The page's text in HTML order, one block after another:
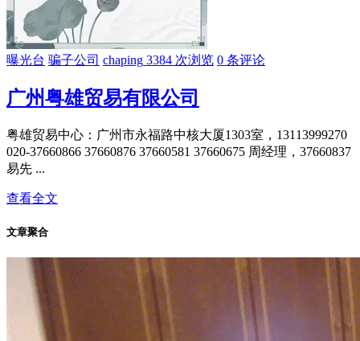
曝光台 骗子公司 chaping 3384 次浏览 0 条评论
广州粤雄贸易有限公司
粤雄贸易中心：广州市永福路中核大厦1303室，13113999270
020-37660866 37660876 37660581 37660675 周经理，37660837
易先 ...
查看全文
文章聚合